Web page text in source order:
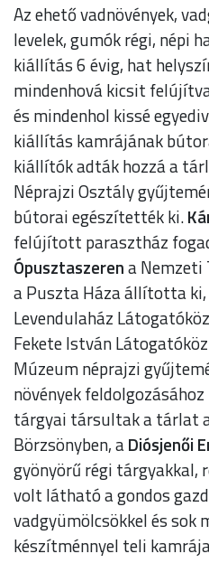
Az ehető vadnövények,
levelek, gumók régi, népi
kiállítás 6 évig, hat
mindenhová kicsit
és mindenhol kissé
kiállítás kamrájának
kiállítók adták hozzá a
Néprajzi Osztály
bútorai egészítették ki.
felújított parasztház
Ópusztaszerena Nemzeti
a Puszta Háza állította ki,
Levendulaház
Fekete István
Múzeum néprajzi
növények
tárgyai társultak a tárlat
Börzsönyben, aDiósjenői
gyönyörű régi
volt látható a gondos
vadgyümölcsökkel és sok
készítménnyel teli